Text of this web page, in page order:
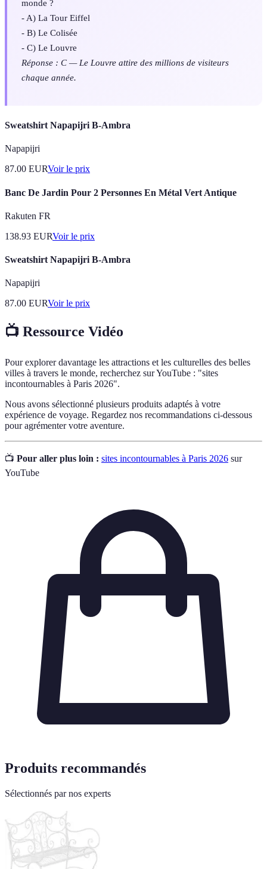
monde ?
- A) La Tour Eiffel
- B) Le Colisée
- C) Le Louvre
Réponse : C — Le Louvre attire des millions de visiteurs
chaque année.
Sweatshirt Napapijri B-Ambra
Napapijri
87.00 EURVoir le prix
Banc De Jardin Pour 2 Personnes En Métal Vert Antique
Rakuten FR
138.93 EURVoir le prix
Sweatshirt Napapijri B-Ambra
Napapijri
87.00 EURVoir le prix
📺 Ressource Vidéo
Pour explorer davantage les attractions et les culturelles des belles
villes à travers le monde, recherchez sur YouTube : "sites
incontournables à Paris 2026".
Nous avons sélectionné plusieurs produits adaptés à votre
expérience de voyage. Regardez nos recommandations ci-dessous
pour agrémenter votre aventure.
📺 Pour aller plus loin : sites incontournables à Paris 2026 sur
YouTube
Produits recommandés
Sélectionnés par nos experts